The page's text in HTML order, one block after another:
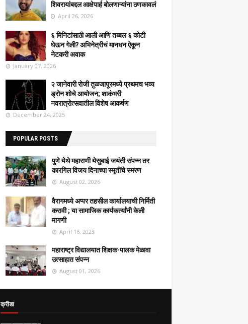
शिवरायांबद्दल आक्षेपार्ह बोलणाऱ्यांना ठणकावलं
April 26, 2026
६ मिनिटांसाठी आली आणि तब्बल ६ कोटी
घेऊन गेली? अभिनेत्रीचं मानधन ऐकून
नेटकरी अवाक
January 07, 2026
२ जानेवारी रोजी तुळजापूरमध्ये प्रथमच भव्य
ड्रोन शोचे आयोजन; शाकंभरी
नवरात्रोत्सवातील विशेष आकर्षण
December 24, 2025
POPULAR POSTS
पुणे येथे महाराणी येसुबाई जयंती संपन्न तर
कारगिल विजय दिनाच्या स्मृतींचे स्मरण
August 02, 2026
वैरागमध्ये अप्पर तहसील कार्यालयाची निर्मिती
करावी ; या सामाजिक कार्यकर्त्यांनी केली
मागणी
April 16, 2023
महाराष्ट्र विद्यालयात शिक्षक-पालक मेळावा
उत्साहात संपन्न
August 01, 2026
क्रीडा